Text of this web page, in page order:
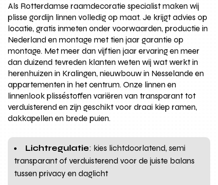
Als Rotterdamse raamdecoratie specialist maken wij
plisse gordijn linnen volledig op maat. Je krijgt advies op
locatie, gratis inmeten onder voorwaarden, productie in
Nederland en montage met tien jaar garantie op
montage. Met meer dan vijftien jaar ervaring en meer
dan duizend tevreden klanten weten wij wat werkt in
herenhuizen in Kralingen, nieuwbouw in Nesselande en
appartementen in het centrum. Onze linnen en
linnenlook plisséstoffen variëren van transparant tot
verduisterend en zijn geschikt voor draai kiep ramen,
dakkapellen en brede puien.
Lichtregulatie: kies lichtdoorlatend, semi
transparant of verduisterend voor de juiste balans
tussen privacy en daglicht